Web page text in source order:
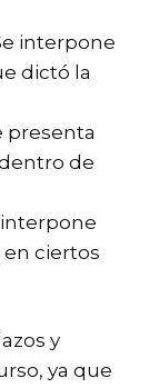
interpone
dictó la
presenta
de
interpone
ciertos
y
ya que